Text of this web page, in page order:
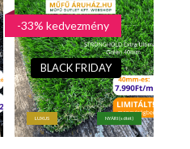
7.990 FT.
16.990 FT.7.990
BLACK FRIDAY
LUXUS NYÁRI (sötét)
-33% kedvezmény